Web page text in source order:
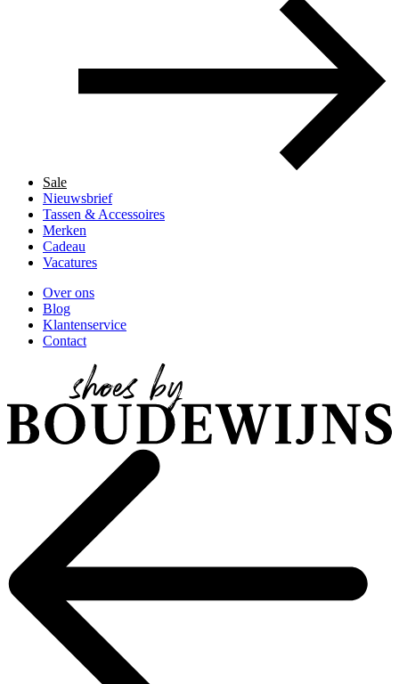
Sale
Nieuwsbrief
Tassen & Accessoires
Merken
Cadeau
Vacatures
Over ons
Blog
Klantenservice
Contact